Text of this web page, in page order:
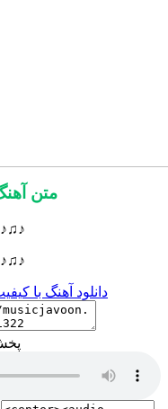
متن
دانلود آهنگ با کیفیت